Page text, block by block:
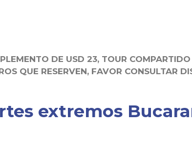
DE USD 23, TOUR
QUE RESERVEN, FAVOR CONSULTAR
extremos